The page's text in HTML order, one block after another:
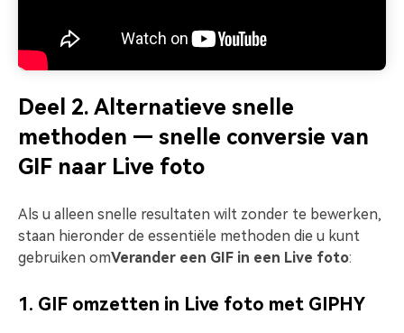
Deel 2. Alternatieve snelle
methoden — snelle conversie van
GIF naar Live foto
Als u alleen snelle resultaten wilt zonder te bewerken,
staan hieronder de essentiële methoden die u kunt
gebruiken omVerander een GIF in een Live foto:
1. GIF omzetten in Live foto met GIPHY